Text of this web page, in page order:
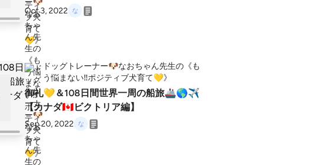
Oct 3, 2022
ドッグトレーナー🐶なおちゃん先生の《も
う悩まない‼️ポジティブ犬育て💛》
御礼💛＆108日間世界一周の船旅🚢🌎✈
【カナダ🇨🇦ビクトリア編】
Sep 20, 2022